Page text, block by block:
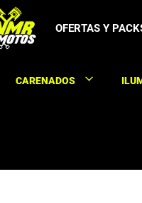
OFERTAS Y
CARENADOS